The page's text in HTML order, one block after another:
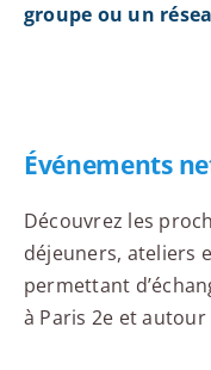
groupe ou un
Événements
Découvrez les
déjeuners, ateliers
permettant
à Paris 2e et autour